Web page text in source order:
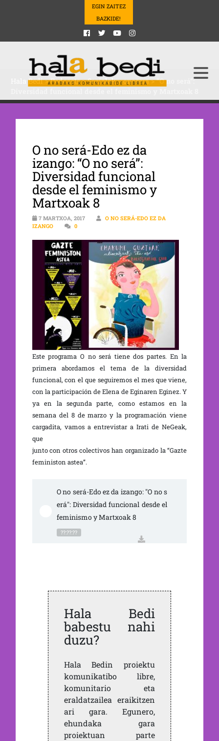
EGIN ZAITEZ
BAZKIDE!
Hala Bedi>Podcasts>Sozialak>onosera>“O no será”:
O no será-Edo ez da
izango: “O no será”:
Diversidad funcional
desde el feminismo y
Martxoak 8
7 MARTXOA, 2017
O NO SERÁ-EDO EZ DA
IZANGO
0
Este programa O no será tiene dos partes. En la
primera abordamos el tema de la diversidad
funcional, con el que seguiremos el mes que viene,
con la participación de Elena de Eginaren Eginez. Y
ya en la segunda parte, como estamos en la
semana del 8 de marzo y la programación viene
cargadita, vamos a entrevistar a Irati de NeGeak,
que
junto con otros colectivos han organizado la “Gazte
feministon astea”.
O no será-Edo ez da izango: "O no s
erá": Diversidad funcional desde el
feminismo y Martxoak 8
??:??:??
Hala Bedi
babestu nahi
duzu?
Hala Bedin proiektu
komunikatibo libre,
komunitario eta
eraldatzailea eraikitzen
ari gara. Egunero,
ehundaka gara
proiektuan parte